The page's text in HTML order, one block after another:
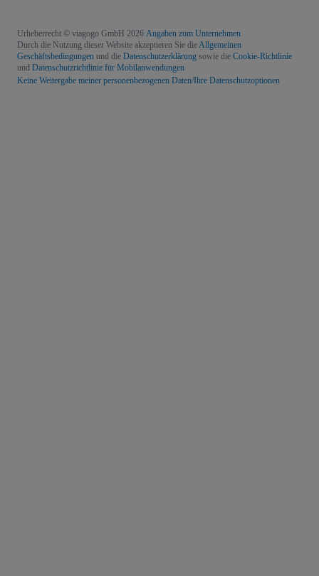
Urheberrecht © viagogo GmbH 2026 Angaben zum Unternehmen
Durch die Nutzung dieser Website akzeptieren Sie dieAllgemeinen
Geschäftsbedingungen und die Datenschutzerklärung sowie die Cookie-Richtlinie
und Datenschutzrichtlinie für Mobilanwendungen
Keine Weitergabe meiner personenbezogenen Daten/Ihre Datenschutzoptionen